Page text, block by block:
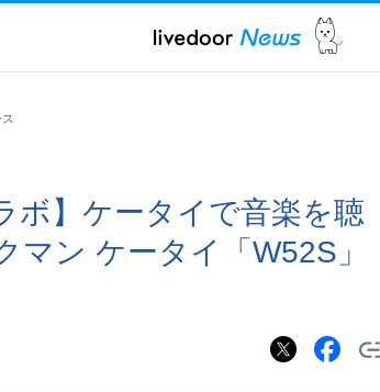
ボ】ケータイで音楽を聴
ン ケータイ「W52S」